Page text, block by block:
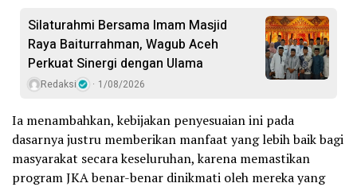
Silaturahmi Bersama Imam Masjid
Raya Baiturrahman, Wagub Aceh
Perkuat Sinergi dengan Ulama
Redaksi 1/08/2026
Ia menambahkan, kebijakan penyesuaian ini pada
dasarnya justru memberikan manfaat yang lebih baik bagi
masyarakat secara keseluruhan, karena memastikan
program JKA benar-benar dinikmati oleh mereka yang